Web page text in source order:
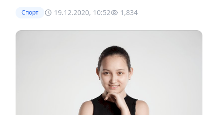
Спорт 19.12.2020, 10:52 1,834